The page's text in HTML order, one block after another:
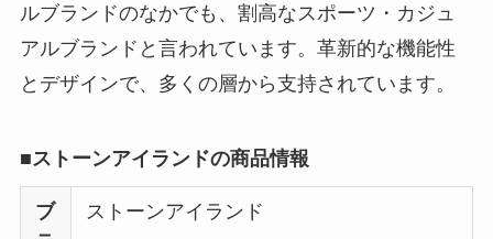
アレクサンドルドゥ
パリはなぜ高い？な
ぜ人気？安く買える
クレ・ド・ポー ボー
テはなぜ高い？なぜ
ルブランドのなかでも、割高なスポーツ・カジュ
アルブランドと言われています。革新的な機能性
とデザインで、多くの層から支持されています。
■ストーンアイランドの商品情報
ブ
ストーンアイランド